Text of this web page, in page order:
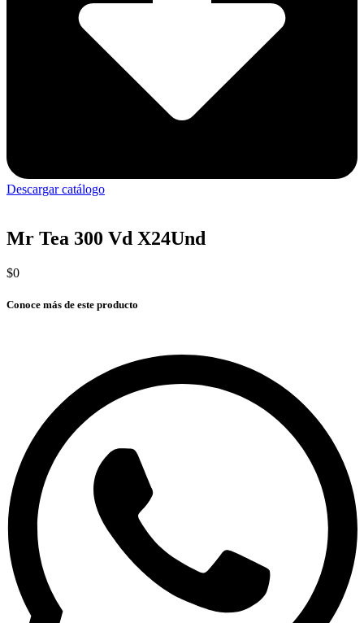
Descargar catálogo
Mr Tea 300 Vd X24Und
$0
Conoce más de este producto